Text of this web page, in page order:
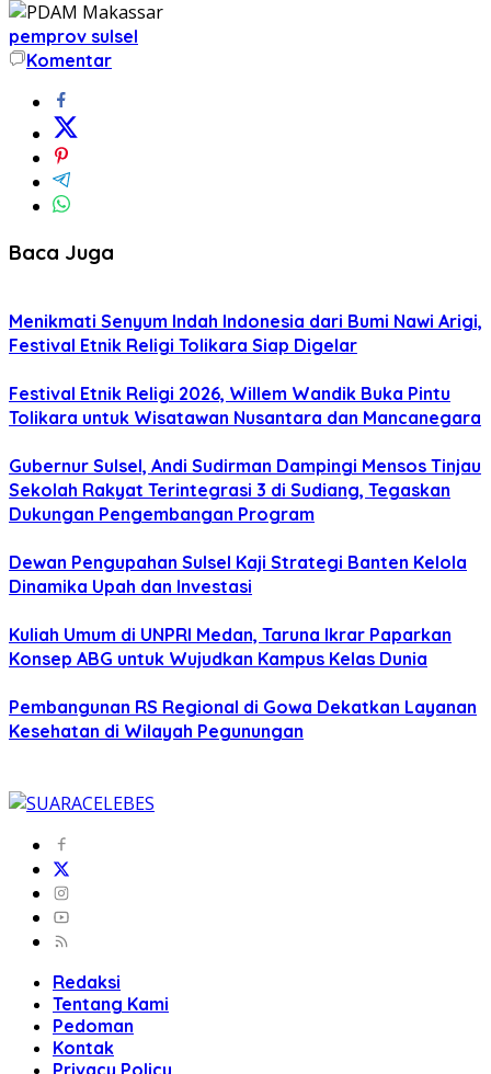
pemprov sulsel
Komentar
Baca Juga
Menikmati Senyum Indah Indonesia dari Bumi Nawi Arigi,
Festival Etnik Religi Tolikara Siap Digelar
Festival Etnik Religi 2026, Willem Wandik Buka Pintu
Tolikara untuk Wisatawan Nusantara dan Mancanegara
Gubernur Sulsel, Andi Sudirman Dampingi Mensos Tinjau
Sekolah Rakyat Terintegrasi 3 di Sudiang, Tegaskan
Dukungan Pengembangan Program
Dewan Pengupahan Sulsel Kaji Strategi Banten Kelola
Dinamika Upah dan Investasi
Kuliah Umum di UNPRI Medan, Taruna Ikrar Paparkan
Konsep ABG untuk Wujudkan Kampus Kelas Dunia
Pembangunan RS Regional di Gowa Dekatkan Layanan
Kesehatan di Wilayah Pegunungan
Redaksi
Tentang Kami
Pedoman
Kontak